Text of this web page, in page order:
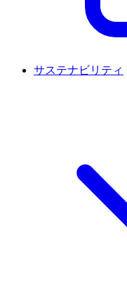
サステナビリティ